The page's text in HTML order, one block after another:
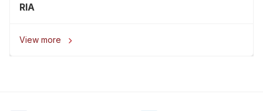
RIA
View more 